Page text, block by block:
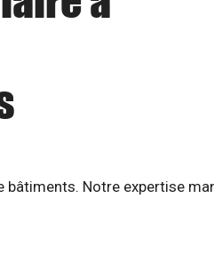
bâtiments. Notre expertise